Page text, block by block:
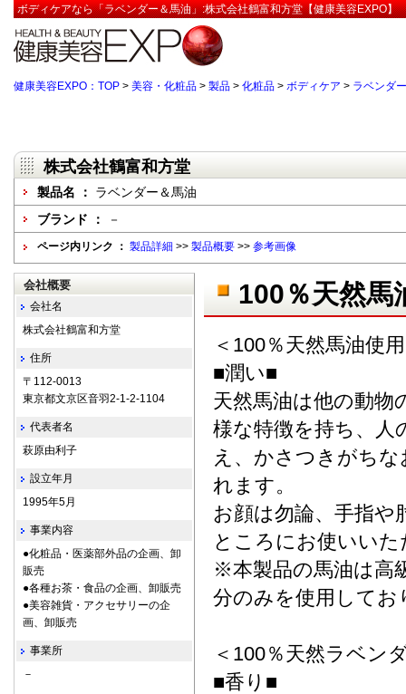
ボディケアなら「ラベンダー＆馬油」:株式会社鶴富和方堂【健康美容EXPO】
健康美容EXPO：TOP > 美容・化粧品 > 製品 > 化粧品 > ボディケア > ラベンダ
株式会社鶴富和方堂
製品名 ： ラベンダー＆馬油
ブランド ：
－
ページ内リンク ： 製品詳細 >> 製品概要 >> 参考画像
100％天然馬
＜100％天然馬油使
■潤い■
天然馬油は他の動物
様な特徴を持ち、人
え、かさつきがち
れます。
お顔は勿論、手指や
ところにお使いい
※本製品の馬油は高
分のみを使用してお
＜100％天然ラベン
■香り■
会社概要
会社名
株式会社鶴富和方堂
住所
〒112-0013
東京都文京区音羽2-1-2-1104
代表者名
萩原由利子
設立年月
1995年5月
事業内容
●化粧品・医薬部外品の企画、卸
販売
●各種お茶・食品の企画、卸販売
●美容雑貨・アクセサリーの企
画、卸販売
事業所
－